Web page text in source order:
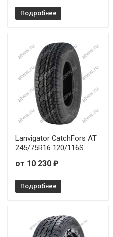
Подробнее
Lanvigator CatchFors AT
245/75R16 120/116S
от 10 230 ₽
Подробнее